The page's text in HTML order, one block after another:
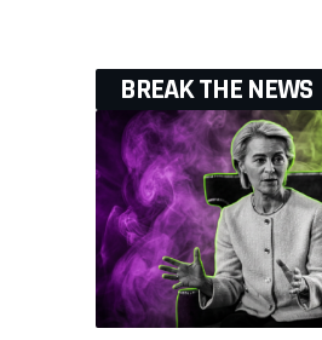
BREAK THE NEWS